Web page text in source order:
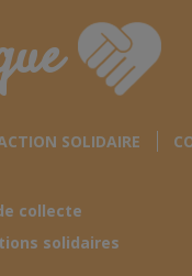
SOLIDAIRE
collecte
solidaires